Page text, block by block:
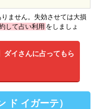
ません。失効させては大損
して占い利用 をしましょ
ダイさんに占ってもら
イガーテ）